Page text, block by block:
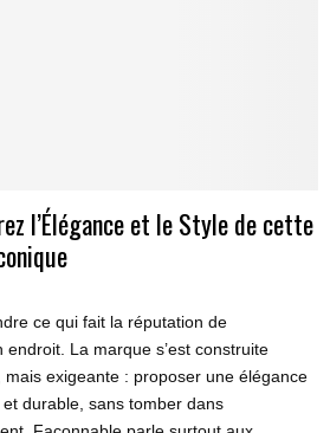
l’Élégance et le Style de cette
ce qui fait la réputation de
La marque s’est construite
mais exigeante : proposer une élégance
durable, sans tomber dans